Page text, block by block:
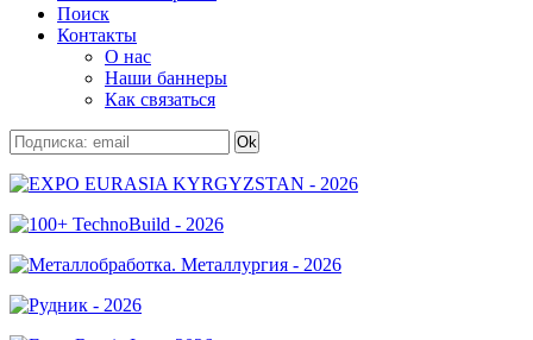
Поиск
Контакты
О нас
Наши баннеры
Как связаться